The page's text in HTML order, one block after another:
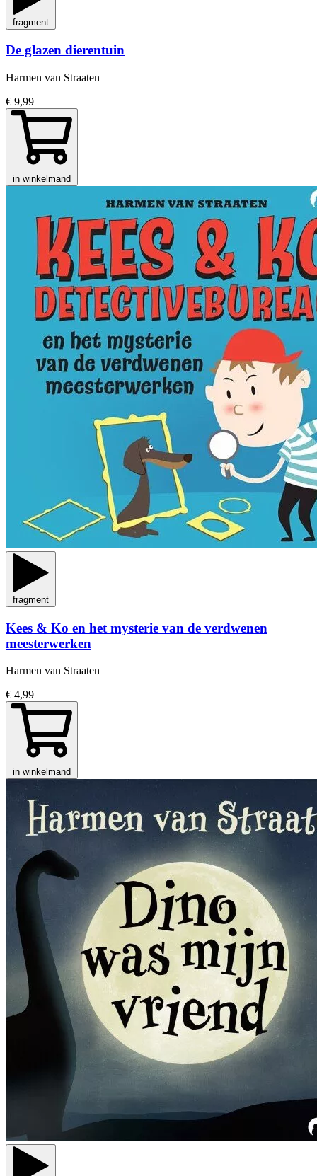
fragment
De glazen dierentuin
Harmen van Straaten
€ 9,99
in winkelmand
fragment
Kees & Ko en het mysterie van de verdwenen
meesterwerken
Harmen van Straaten
€ 4,99
in winkelmand